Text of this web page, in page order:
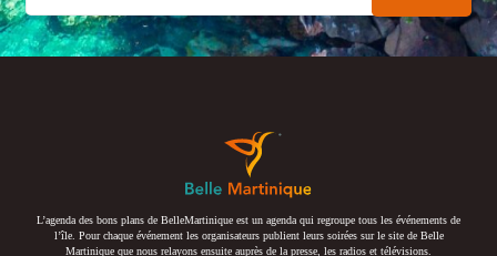
L’agenda des bons plans de BelleMartinique est un agenda qui regroupe tous les événements de
l’île. Pour chaque événement les organisateurs publient leurs soirées sur le site de Belle
Martinique que nous relayons ensuite auprès de la presse, les radios et télévisions.